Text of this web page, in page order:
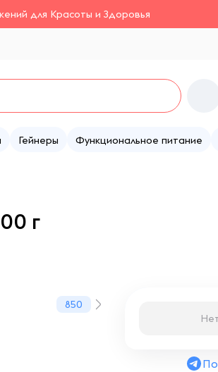
для Красоты и Здоровья
Гейнеры Функциональное питание
г
850